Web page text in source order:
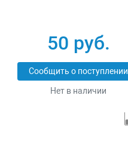
50 руб.
Сообщить о поступлении
Нет в наличии